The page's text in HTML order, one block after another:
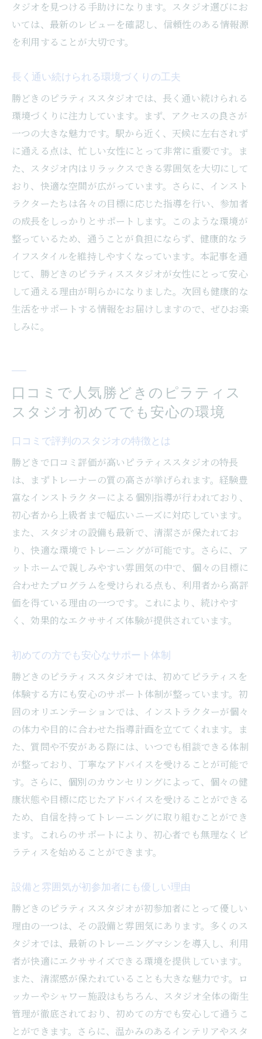
想のボディを目指そう
理想のボディを手に入れるためのピラティ
口コミから見る効果的なレッスン内容
インストラクターが教える効果的なトレー
ニング法
理想のボディを目指すためのモチベーショ
ン維持のコツ
実際にボディメイクに成功した事例とアド
バイス
口コミを活用して自分に合ったレッスンを
見つけよう
タジオを見つける手助けになります。スタジオ選びにお
いては、最新のレビューを確認し、信頼性のある情報源
を利用することが大切です。
長く通い続けられる環境づくりの工夫
勝どきのピラティススタジオでは、長く通い続けられる
環境づくりに注力しています。まず、アクセスの良さが
一つの大きな魅力です。駅から近く、天候に左右されず
に通える点は、忙しい女性にとって非常に重要です。ま
た、スタジオ内はリラックスできる雰囲気を大切にして
おり、快適な空間が広がっています。さらに、インスト
ラクターたちは各々の目標に応じた指導を行い、参加者
の成長をしっかりとサポートします。このような環境が
整っているため、通うことが負担にならず、健康的なラ
イフスタイルを維持しやすくなっています。本記事を通
じて、勝どきのピラティススタジオが女性にとって安心
して通える理由が明らかになりました。次回も健康的な
生活をサポートする情報をお届けしますので、ぜひお楽
しみに。
口コミで人気勝どきのピラティス
スタジオ初めてでも安心の環境
口コミで評判のスタジオの特徴とは
勝どきで口コミ評価が高いピラティススタジオの特長
は、まずトレーナーの質の高さが挙げられます。経験豊
富なインストラクターによる個別指導が行われており、
初心者から上級者まで幅広いニーズに対応しています。
また、スタジオの設備も最新で、清潔さが保たれてお
り、快適な環境でトレーニングが可能です。さらに、ア
ットホームで親しみやすい雰囲気の中で、個々の目標に
合わせたプログラムを受けられる点も、利用者から高評
価を得ている理由の一つです。これにより、続けやす
く、効果的なエクササイズ体験が提供されています。
初めての方でも安心なサポート体制
勝どきのピラティススタジオでは、初めてピラティスを
体験する方にも安心のサポート体制が整っています。初
回のオリエンテーションでは、インストラクターが個々
の体力や目的に合わせた指導計画を立ててくれます。ま
た、質問や不安がある際には、いつでも相談できる体制
が整っており、丁寧なアドバイスを受けることが可能で
す。さらに、個別のカウンセリングによって、個々の健
康状態や目標に応じたアドバイスを受けることができる
ため、自信を持ってトレーニングに取り組むことができ
ます。これらのサポートにより、初心者でも無理なくピ
ラティスを始めることができます。
設備と雰囲気が初参加者にも優しい理由
勝どきのピラティススタジオが初参加者にとって優しい
理由の一つは、その設備と雰囲気にあります。多くのス
タジオでは、最新のトレーニングマシンを導入し、利用
者が快適にエクササイズできる環境を提供しています。
また、清潔感が保たれていることも大きな魅力です。ロ
ッカーやシャワー施設はもちろん、スタジオ全体の衛生
管理が徹底されており、初めての方でも安心して通うこ
とができます。さらに、温かみのあるインテリアやスタ